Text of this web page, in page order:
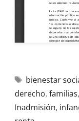
bienestar
derecho, familias,
Inadmisión,